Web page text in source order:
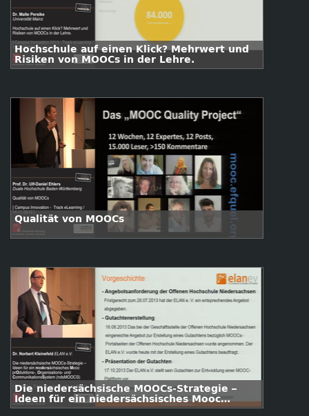
Hochschule auf einen Klick? Mehrwert und
Risiken von MOOCs in der Lehre.
Qualität von MOOCs
Die niedersächsische MOOCs-Strategie –
Ideen für ein niedersächsisches Mooc
prOduktions-, Organisations- und